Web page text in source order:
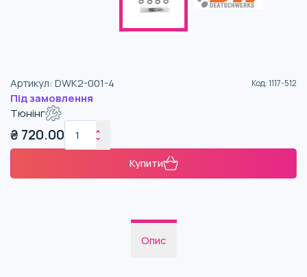
Артикул: DWK2-001-4 Код:1117-512
Під замовлення
Тюнінг
₴ 720.00
Купити
Опис